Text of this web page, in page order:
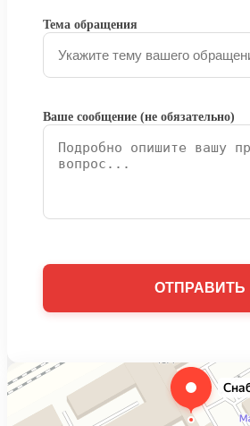
Тема обращения
Ваше сообщение (не обязательно)